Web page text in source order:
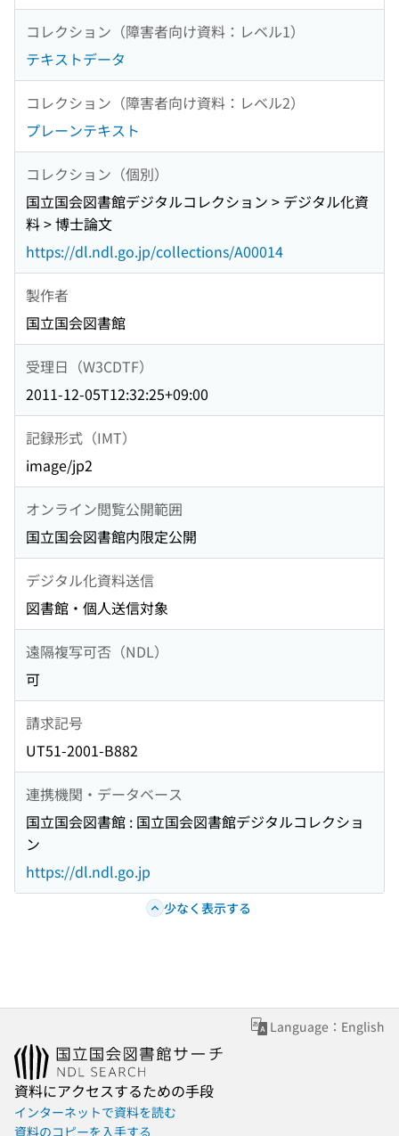
コレクション（障害者向け資料：レベル1）
テキストデータ
コレクション（障害者向け資料：レベル2）
プレーンテキスト
コレクション（個別）
国立国会図書館デジタルコレクション > デジタル化資
料 > 博士論文
https://dl.ndl.go.jp/collections/A00014
製作者
国立国会図書館
受理日（W3CDTF）
2011-12-05T12:32:25+09:00
記録形式（IMT）
image/jp2
オンライン閲覧公開範囲
国立国会図書館内限定公開
デジタル化資料送信
図書館・個人送信対象
遠隔複写可否（NDL）
可
請求記号
UT51-2001-B882
連携機関・データベース
国立国会図書館 : 国立国会図書館デジタルコレクショ
ン
https://dl.ndl.go.jp
少なく表示する
Language：English
資料にアクセスするための手段
インターネットで資料を読む
資料のコピーを入手する